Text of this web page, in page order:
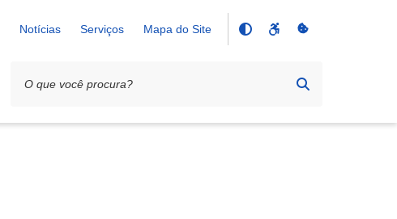
Notícias Serviços Mapa do Site